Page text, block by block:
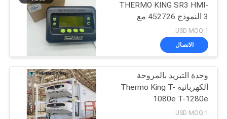
THERMO KING SR3 HMI-
3 النموذج 452726 مع
SR4
USD MOQ:1
الاتصال
وحدة التبريد بالمروحة
الكهربائية Thermo King T-
1080e T-1280e
USD MOQ:1